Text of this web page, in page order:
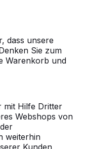
dass unsere
Sie zum
Warenkorb und
mit Hilfe Dritter
Webshops von
weiterhin
Kunden
Plan
spielen
06-05-
2018